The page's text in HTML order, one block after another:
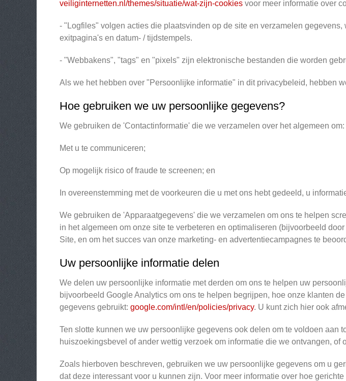
veiliginternetten.nl/themes/situatie/wat-zijn-cookies voor meer informatie over
- "Logfiles" volgen acties die plaatsvinden op de site en verzamelen
exitpagina's en datum- / tijdstempels.
- "Webbakens", "tags" en "pixels" zijn elektronische bestanden die worden
Als we het hebben over "Persoonlijke informatie" in dit privacybeleid, hebben
Hoe gebruiken we uw persoonlijke gegevens?
We gebruiken de 'Contactinformatie' die we verzamelen over het algemeen om:
Met u te communiceren;
Op mogelijk risico of fraude te screenen; en
In overeenstemming met de voorkeuren die u met ons hebt gedeeld, u
We gebruiken de 'Apparaatgegevens' die we verzamelen om ons te helpen
in het algemeen om onze site te verbeteren en optimaliseren (bijvoorbeeld
Site, en om het succes van onze marketing- en advertentiecampagnes te
Uw persoonlijke informatie delen
We delen uw persoonlijke informatie met derden om ons te helpen uw
bijvoorbeeld Google Analytics om ons te helpen begrijpen, hoe onze klanten
gegevens gebruikt: google.com/intl/en/policies/privacy. U kunt zich hier ook
Ten slotte kunnen we uw persoonlijke gegevens ook delen om te voldoen
huiszoekingsbevel of ander wettig verzoek om informatie die we ontvangen, of
Zoals hierboven beschreven, gebruiken we uw persoonlijke gegevens om u
dat deze interessant voor u kunnen zijn. Voor meer informatie over hoe